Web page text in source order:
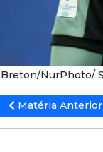
Breton/NurPhoto/
Matéria Anterior